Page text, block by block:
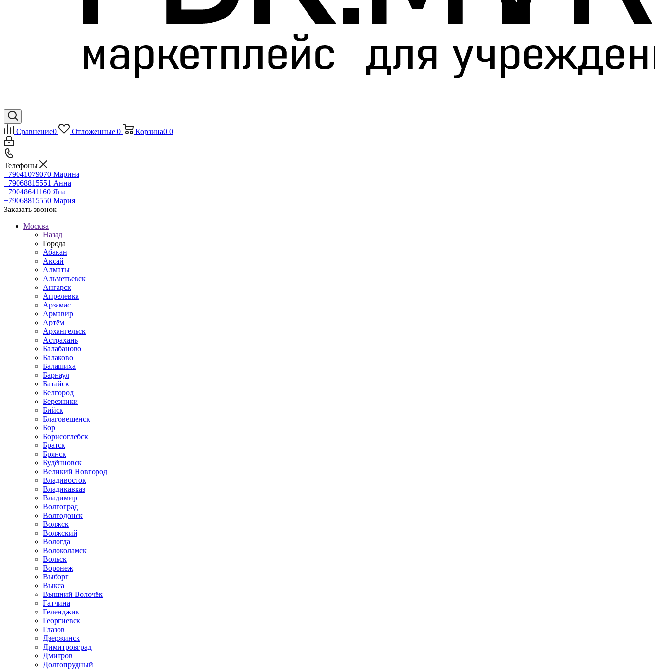
Сравнение0 Отложенные 0 Корзина0 0
Телефоны
+79041079070 Марина
+79068815551 Анна
+79048641160 Яна
+79068815550 Мария
Заказать звонок
Москва
Назад
Города
Абакан
Аксай
Алматы
Альметьевск
Ангарск
Апрелевка
Арзамас
Армавир
Артём
Архангельск
Астрахань
Балабаново
Балаково
Балашиха
Барнаул
Батайск
Белгород
Березники
Бийск
Благовещенск
Бор
Борисоглебск
Братск
Брянск
Будённовск
Великий Новгород
Владивосток
Владикавказ
Владимир
Волгоград
Волгодонск
Волжск
Волжский
Вологда
Волоколамск
Вольск
Воронеж
Выборг
Выкса
Вышний Волочёк
Гатчина
Геленджик
Георгиевск
Глазов
Дзержинск
Димитровград
Дмитров
Долгопрудный